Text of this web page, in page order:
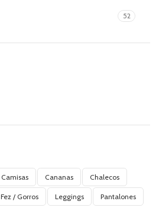
52
Camisas Cananas Chalecos
Fez / Gorros Leggings Pantalones